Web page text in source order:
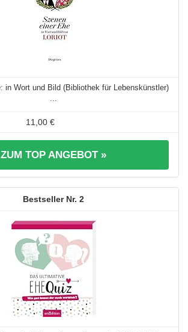
in Wort und Bild (Bibliothek für Lebenskünstler)
...
11,00 €
ZUM TOP ANGEBOT »
2